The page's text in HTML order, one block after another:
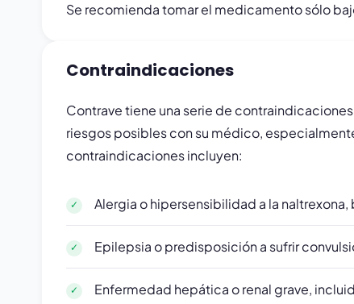
Se recomienda tomar el medicamento sólo
Contraindicaciones
Contrave tiene una serie de
riesgos posibles con su médico,
contraindicaciones incluyen:
Alergia o hipersensibilidad a la
Epilepsia o predisposición a sufrir
Enfermedad hepática o renal grave,